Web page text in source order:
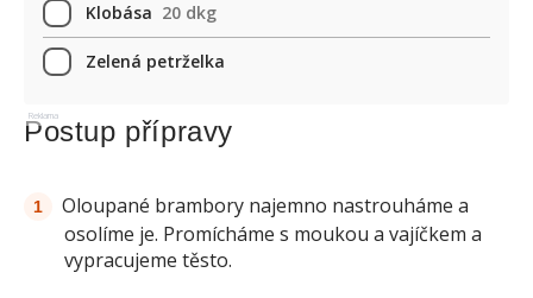
Klobása 20 dkg
Zelená petrželka
Reklama
Postup přípravy
Oloupané brambory najemno nastrouháme a
osolíme je. Promícháme s moukou a vajíčkem a
vypracujeme těsto.